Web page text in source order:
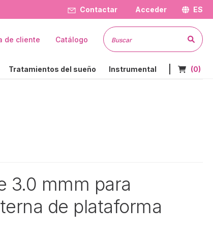
Contactar Acceder ES
Tratamientos del sueño Instrumental Nº de
(0)
de cliente Catálogo
3.0 mmm para
de plataforma